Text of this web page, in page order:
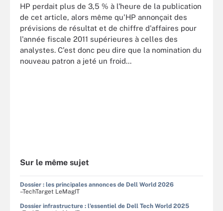
HP perdait plus de 3,5 % à l'heure de la publication
de cet article, alors même qu'HP annonçait des
prévisions de résultat et de chiffre d'affaires pour
l'année fiscale 2011 supérieures à celles des
analystes. C'est donc peu dire que la nomination du
nouveau patron a jeté un froid...
Sur le même sujet
Dossier : les principales annonces de Dell World 2026
–TechTarget LeMagIT
Dossier infrastructure : l'essentiel de Dell Tech World 2025